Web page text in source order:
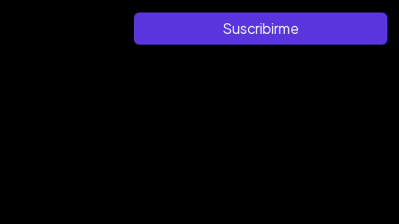
Suscribirme